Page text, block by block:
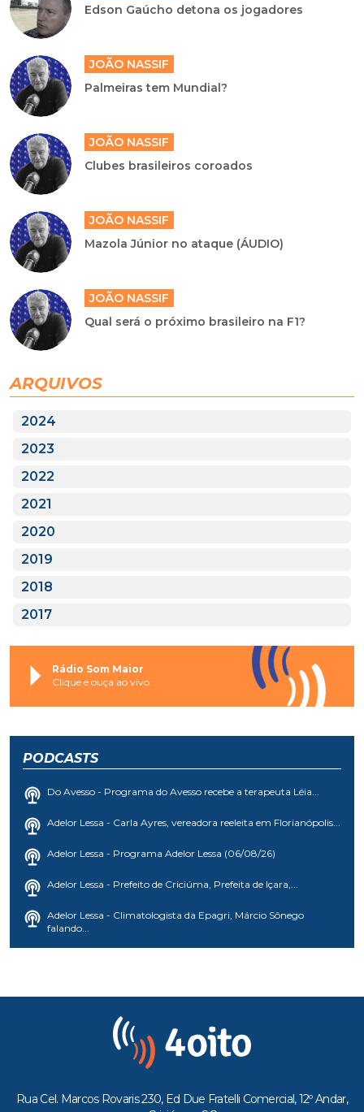
Edson Gaúcho detona os jogadores
JOÃO NASSIF
Palmeiras tem Mundial?
JOÃO NASSIF
Clubes brasileiros coroados
JOÃO NASSIF
Mazola Júnior no ataque (ÁUDIO)
JOÃO NASSIF
Qual será o próximo brasileiro na F1?
ARQUIVOS
2024
2023
2022
2021
2020
2019
2018
2017
Rádio Som Maior
Clique e ouça ao vivo
PODCASTS
Do Avesso - Programa do Avesso recebe a terapeuta Léia...
Adelor Lessa - Carla Ayres, vereadora reeleita em Florianópolis...
Adelor Lessa - Programa Adelor Lessa (06/08/26)
Adelor Lessa - Prefeito de Criciúma, Prefeita de Içara,...
Adelor Lessa - Climatologista da Epagri, Márcio Sônego
falando...
Rua Cel. Marcos Rovaris 230, Ed Due Fratelli Comercial, 12º Andar,